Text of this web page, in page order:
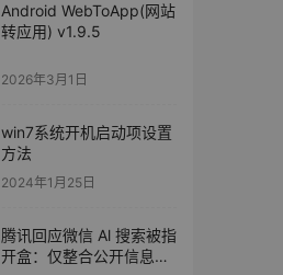
Android WebToApp(网站
转应用) v1.9.5
2026年3月1日
win7系统开机启动项设置
方法
2024年1月25日
腾讯回应微信 Al 搜索被指
开盒：仅整合公开信息，